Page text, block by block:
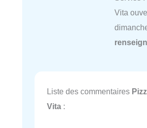
Vita
Liste des commentaires
Vita :